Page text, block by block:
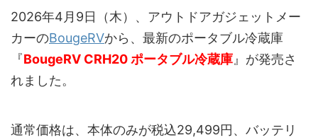
2026年4月9日（木）、アウトドアガジェットメー
カーのBougeRVから、最新のポータブル冷蔵庫
『BougeRV CRH20 ポータブル冷蔵庫 』が発売さ
れました。
通常価格は、本体のみが税込29,499円、バッテリ